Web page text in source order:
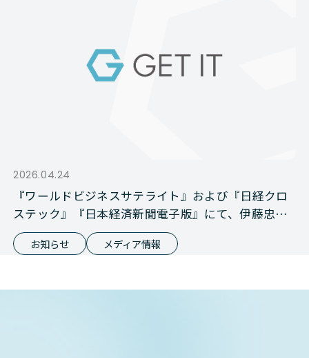
2026.04.24
『ワールドビジネスサテライト』および『日経クロ
ステック』『日本経済新聞電子版』にて、伊藤忠商
事との資本業務提携が報じられました
お知らせ メディア情報